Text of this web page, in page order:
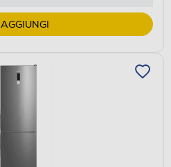
AGGIUNGI